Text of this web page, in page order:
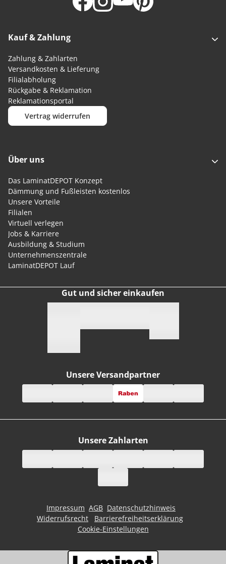
Kauf & Zahlung
Zahlung & Zahlarten
Versandkosten & Lieferung
Filialabholung
Rückgabe & Reklamation
Reklamationsportal
Vertrag widerrufen
Über uns
Das LaminatDEPOT Konzept
Dämmung und Fußleisten kostenlos
Unsere Vorteile
Filialen
Virtuell verlegen
Jobs & Karriere
Ausbildung & Studium
Unternehmenszentrale
LaminatDEPOT Lauf
Gut und sicher einkaufen
Unsere Zahlarten
Unsere Versandpartner
Impressum AGB Datenschutzhinweis
Widerrufsrecht
Barrierefreiheitserklärung
Cookie-Einstellungen